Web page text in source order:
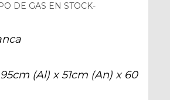
DE GAS EN STOCK-
95cm (Al) x 51cm (An) x 60